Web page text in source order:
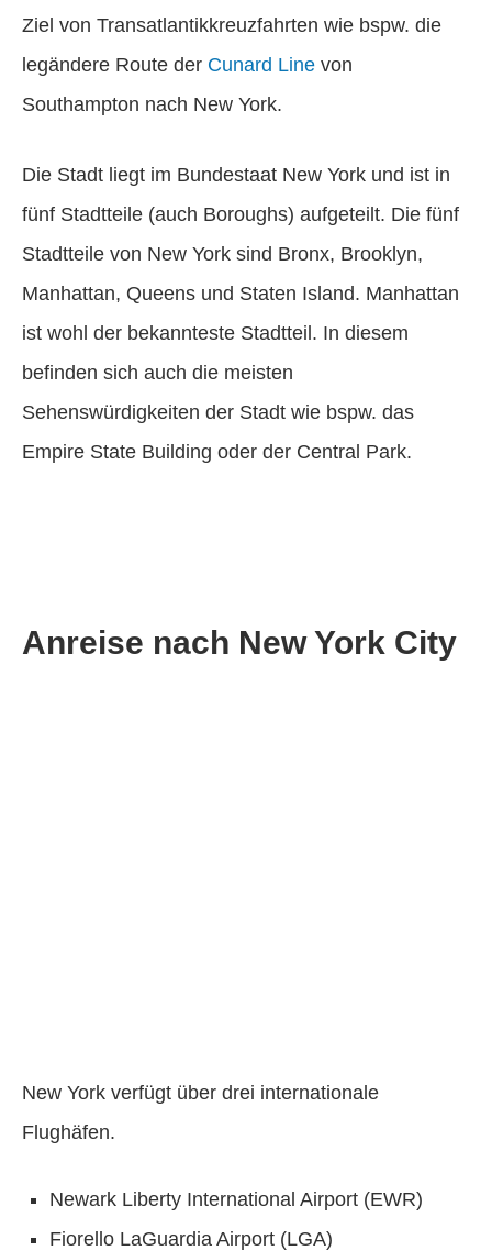
Ziel von Transatlantikkreuzfahrten wie bspw. die
legändere Route der Cunard Line von
Southampton nach New York.
Die Stadt liegt im Bundestaat New York und ist in
fünf Stadtteile (auch Boroughs) aufgeteilt. Die fünf
Stadtteile von New York sind Bronx, Brooklyn,
Manhattan, Queens und Staten Island. Manhattan
ist wohl der bekannteste Stadtteil. In diesem
befinden sich auch die meisten
Sehenswürdigkeiten der Stadt wie bspw. das
Empire State Building oder der Central Park.
Anreise nach New York City
New York verfügt über drei internationale
Flughäfen.
Newark Liberty International Airport (EWR)
Fiorello LaGuardia Airport (LGA)